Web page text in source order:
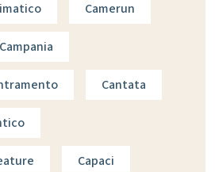
Camerun
Campania
Cantata
Capaci